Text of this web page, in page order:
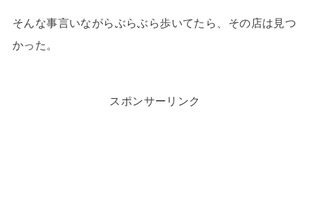
そんな事言いながらぶらぶら歩いてたら、その店は見つ
かった。
スポンサーリンク